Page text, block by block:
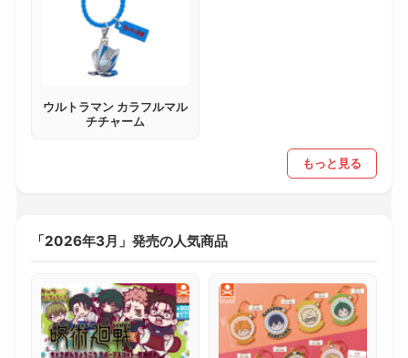
ウルトラマン カラフルマル
チチャーム
もっと見る
「2026年3月」発売の人気商品